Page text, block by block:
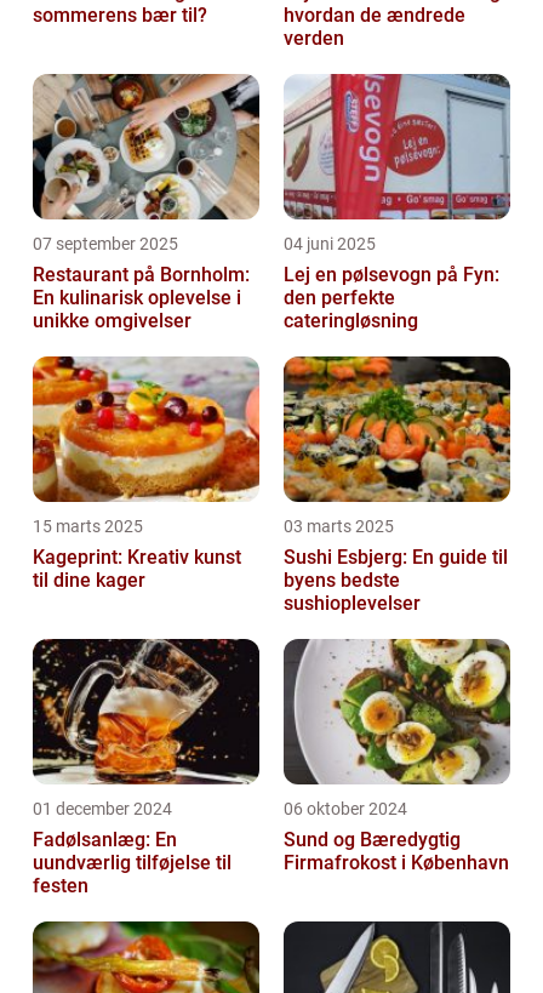
sommerens bær til?
hvordan de ændrede
verden
07 september 2025
Restaurant på Bornholm:
En kulinarisk oplevelse i
unikke omgivelser
04 juni 2025
Lej en pølsevogn på Fyn:
den perfekte
cateringløsning
15 marts 2025
Kageprint: Kreativ kunst
til dine kager
03 marts 2025
Sushi Esbjerg: En guide til
byens bedste
sushioplevelser
01 december 2024
Fadølsanlæg: En
uundværlig tilføjelse til
festen
06 oktober 2024
Sund og Bæredygtig
Firmafrokost i København